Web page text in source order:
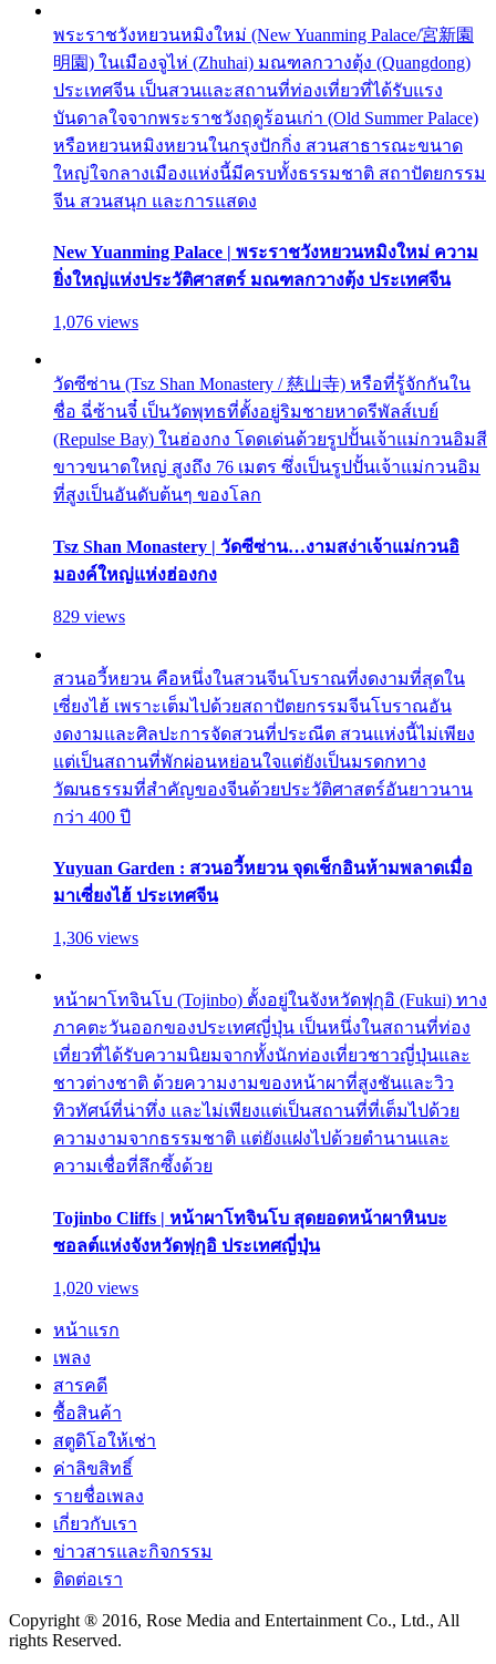
พระราชวังหยวนหมิงใหม่ (New Yuanming Palace/宮新園
明園) ในเมืองจูไห่ (Zhuhai) มณฑลกวางตุ้ง (Quangdong)
ประเทศจีน เป็นสวนและสถานที่ท่องเที่ยวที่ได้รับแรง
บันดาลใจจากพระราชวังฤดูร้อนเก่า (Old Summer Palace)
หรือหยวนหมิงหยวนในกรุงปักกิ่ง สวนสาธารณะขนาด
ใหญ่ใจกลางเมืองแห่งนี้มีครบทั้งธรรมชาติ สถาปัตยกรรม
จีน สวนสนุก และการแสดง
New Yuanming Palace | พระราชวังหยวนหมิงใหม่ ความ
ยิ่งใหญ่แห่งประวัติศาสตร์ มณฑลกวางตุ้ง ประเทศจีน
1,076 views
วัดซีซ่าน (Tsz Shan Monastery / 慈山寺) หรือที่รู้จักกันใน
ชื่อ ฉี่ซ้านจี๋ เป็นวัดพุทธที่ตั้งอยู่ริมชายหาดรีพัลส์เบย์
(Repulse Bay) ในฮ่องกง โดดเด่นด้วยรูปปั้นเจ้าแม่กวนอิมสี
ขาวขนาดใหญ่ สูงถึง 76 เมตร ซึ่งเป็นรูปปั้นเจ้าแม่กวนอิม
ที่สูงเป็นอันดับต้นๆ ของโลก
Tsz Shan Monastery | วัดซีซ่าน…งามสง่าเจ้าแม่กวนอิ
มองค์ใหญ่แห่งฮ่องกง
829 views
สวนอวี้หยวน คือหนึ่งในสวนจีนโบราณที่งดงามที่สุดใน
เซี่ยงไฮ้ เพราะเต็มไปด้วยสถาปัตยกรรมจีนโบราณอัน
งดงามและศิลปะการจัดสวนที่ประณีต สวนแห่งนี้ไม่เพียง
แต่เป็นสถานที่พักผ่อนหย่อนใจแต่ยังเป็นมรดกทาง
วัฒนธรรมที่สำคัญของจีนด้วยประวัติศาสตร์อันยาวนาน
กว่า 400 ปี
Yuyuan Garden : สวนอวี้หยวน จุดเช็กอินห้ามพลาดเมื่อ
มาเซี่ยงไฮ้ ประเทศจีน
1,306 views
หน้าผาโทจินโบ (Tojinbo) ตั้งอยู่ในจังหวัดฟุกุอิ (Fukui) ทาง
ภาคตะวันออกของประเทศญี่ปุ่น เป็นหนึ่งในสถานที่ท่อง
เที่ยวที่ได้รับความนิยมจากทั้งนักท่องเที่ยวชาวญี่ปุ่นและ
ชาวต่างชาติ ด้วยความงามของหน้าผาที่สูงชันและวิว
ทิวทัศน์ที่น่าทึ่ง และไม่เพียงแต่เป็นสถานที่ที่เต็มไปด้วย
ความงามจากธรรมชาติ แต่ยังแฝงไปด้วยตำนานและ
ความเชื่อที่ลึกซึ้งด้วย
Tojinbo Cliffs | หน้าผาโทจินโบ สุดยอดหน้าผาหินบะ
ซอลต์แห่งจังหวัดฟุกุอิ ประเทศญี่ปุ่น
1,020 views
หน้าแรก
เพลง
สารคดี
ซื้อสินค้า
สตูดิโอให้เช่า
ค่าลิขสิทธิ์
รายชื่อเพลง
เกี่ยวกับเรา
ข่าวสารและกิจกรรม
ติดต่อเรา
Copyright ® 2016, Rose Media and Entertainment Co., Ltd., All
rights Reserved.